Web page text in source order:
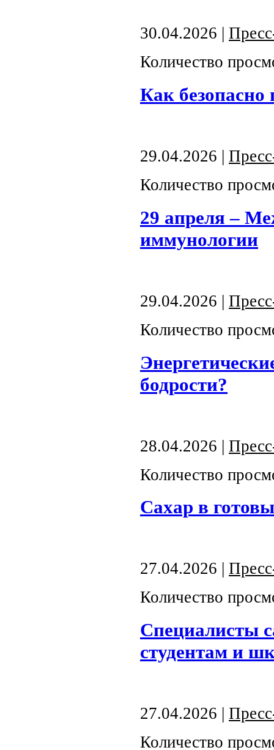
30.04.2026 |
Количество
Как безопасно
29.04.2026 |
Количество
29 апреля –
иммунологии
29.04.2026 |
Количество
бодрости?
28.04.2026 |
Количество
Сахар в
27.04.2026 |
Количество
Специалисты
студентам и
27.04.2026 |
Количество